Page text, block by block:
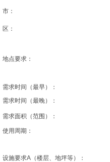
市：
区：
地点要求：
需求时间（最早）：
需求时间（最晚）：
需求面积（范围）：
使用周期：
设施要求A（楼层、地坪等）：